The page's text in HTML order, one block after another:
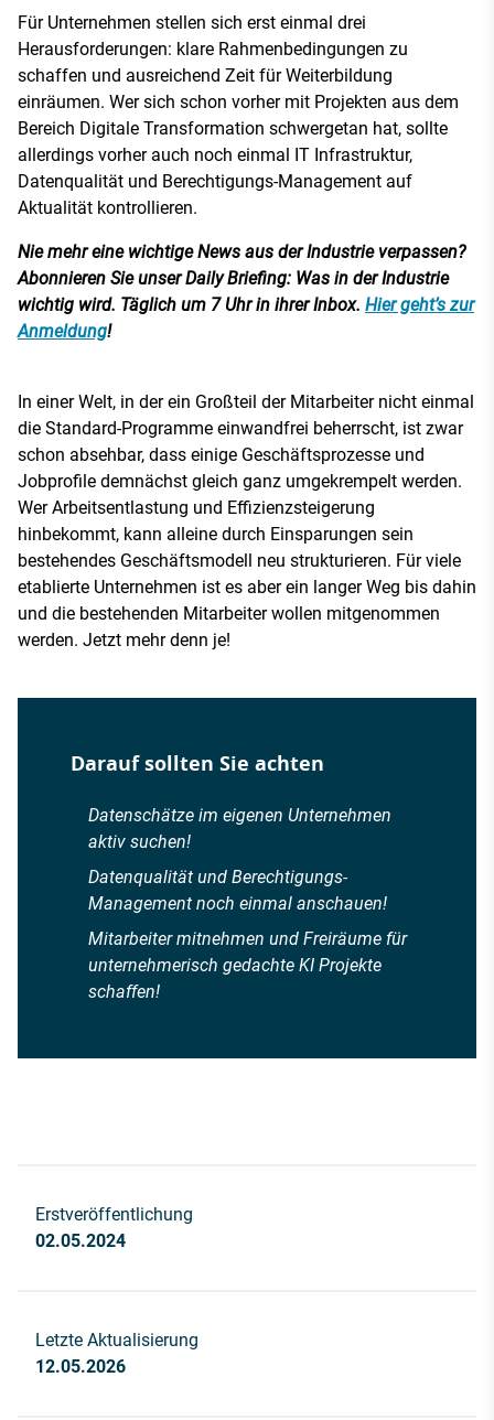
Für Unternehmen stellen sich erst einmal drei
Herausforderungen: klare Rahmenbedingungen zu
schaffen und ausreichend Zeit für Weiterbildung
einräumen. Wer sich schon vorher mit Projekten aus dem
Bereich Digitale Transformation schwergetan hat, sollte
allerdings vorher auch noch einmal IT Infrastruktur,
Datenqualität und Berechtigungs-Management auf
Aktualität kontrollieren.
Nie mehr eine wichtige News aus der Industrie verpassen?
Abonnieren Sie unser Daily Briefing: Was in der Industrie
wichtig wird. Täglich um 7 Uhr in ihrer Inbox. Hier geht’s zur
Anmeldung!
In einer Welt, in der ein Großteil der Mitarbeiter nicht einmal
die Standard-Programme einwandfrei beherrscht, ist zwar
schon absehbar, dass einige Geschäftsprozesse und
Jobprofile demnächst gleich ganz umgekrempelt werden.
Wer Arbeitsentlastung und Effizienzsteigerung
hinbekommt, kann alleine durch Einsparungen sein
bestehendes Geschäftsmodell neu strukturieren. Für viele
etablierte Unternehmen ist es aber ein langer Weg bis dahin
und die bestehenden Mitarbeiter wollen mitgenommen
werden. Jetzt mehr denn je!
Darauf sollten Sie achten
Datenschätze im eigenen Unternehmen
aktiv suchen!
Datenqualität und Berechtigungs-
Management noch einmal anschauen!
Mitarbeiter mitnehmen und Freiräume für
unternehmerisch gedachte KI Projekte
schaffen!
Erstveröffentlichung
02.05.2024
Letzte Aktualisierung
12.05.2026